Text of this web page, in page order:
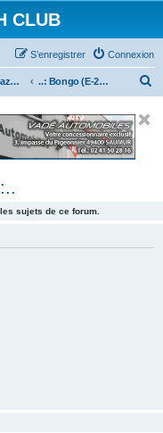
CLUB
Connexion
S’enregistrer
..: Véhicules Mazda ancien (<2003) :.. ..: Bongo (E-2000 & E-2200) :..
e
sujets de ce forum.